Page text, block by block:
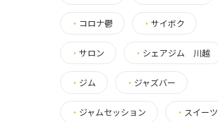
・ コロナ鬱 ・ サイボク
・ サロン ・ シェアジム 川越
・ ジム ・ ジャズバー
・ ジャムセッション ・ スイーツ